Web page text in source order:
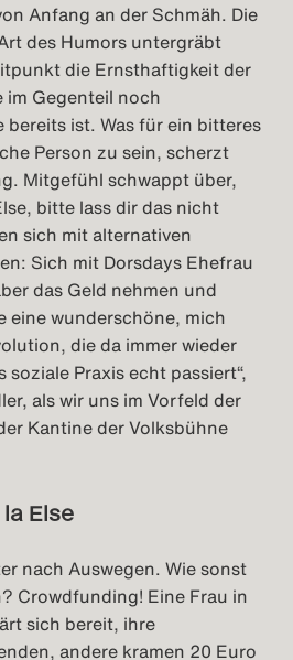
Anfang an der Schmäh. Die
des Humors untergräbt
die Ernsthaftigkeit der
im Gegenteil noch
bereits ist. Was für ein bitteres
Person zu sein, scherzt
Mitgefühl schwappt über,
bitte lass dir das nicht
sich mit alternativen
Sich mit Dorsdays Ehefrau
das Geld nehmen und
eine wunderschöne, mich
die da immer wieder
soziale Praxis echt passiert“,
als wir uns im Vorfeld der
Kantine der Volksbühne
Else
nach Auswegen. Wie sonst
Crowdfunding! Eine Frau in
sich bereit, ihre
andere kramen 20 Euro